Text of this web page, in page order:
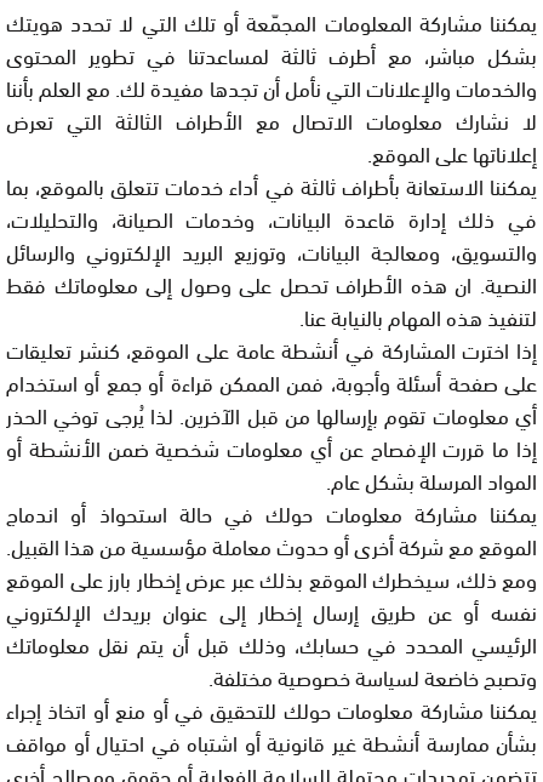
يمكننا مشاركة المعلومات المجمّعة أو تلك التي لا تحدد هويتك
بشكل مباشر، مع أطرف ثالثة لمساعدتنا في تطوير المحتوى
والخدمات والإعلانات التي نأمل أن تجدها مفيدة لك. مع العلم بأننا
لا نشارك معلومات الاتصال مع الأطراف الثالثة التي تعرض
إعلاناتها على الموقع.
يمكننا الاستعانة بأطراف ثالثة في أداء خدمات تتعلق بالموقع، بما
في ذلك إدارة قاعدة البيانات، وخدمات الصيانة، والتحليلات،
والتسويق، ومعالجة البيانات، وتوزيع البريد الإلكتروني والرسائل
النصية. ان هذه الأطراف تحصل على وصول إلى معلوماتك فقط
لتنفيذ هذه المهام بالنيابة عنا.
إذا اخترت المشاركة في أنشطة عامة على الموقع، كنشر تعليقات
على صفحة أسئلة وأجوبة، فمن الممكن قراءة أو جمع أو استخدام
أي معلومات تقوم بإرسالها من قبل الآخرين. لذا يُرجى توخي الحذر
إذا ما قررت الإفصاح عن أي معلومات شخصية ضمن الأنشطة أو
المواد المرسلة بشكل عام.
يمكننا مشاركة معلومات حولك في حالة استحواذ أو اندماج
الموقع مع شركة أخرى أو حدوث معاملة مؤسسية من هذا القبيل.
ومع ذلك، سيخطرك الموقع بذلك عبر عرض إخطار بارز على الموقع
نفسه أو عن طريق إرسال إخطار إلى عنوان بريدك الإلكتروني
الرئيسي المحدد في حسابك، وذلك قبل أن يتم نقل معلوماتك
وتصبح خاضعة لسياسة خصوصية مختلفة.
يمكننا مشاركة معلومات حولك للتحقيق في أو منع أو اتخاذ إجراء
بشأن ممارسة أنشطة غير قانونية أو اشتباه في احتيال أو مواقف